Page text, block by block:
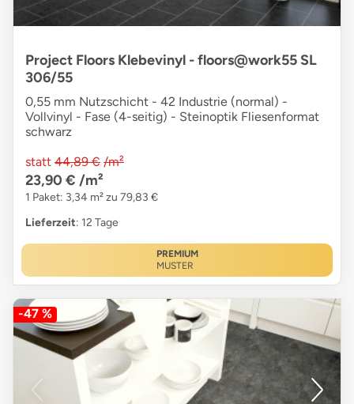
Project Floors Klebevinyl - floors@work55 SL
306/55
0,55 mm Nutzschicht - 42 Industrie (normal) -
Vollvinyl - Fase (4-seitig) - Steinoptik Fliesenformat
schwarz
statt 44,89 € /m²
23,90 € /m²
1 Paket: 3,34 m² zu 79,83 €
Lieferzeit: 12 Tage
PREMIUM
MUSTER
-47 %